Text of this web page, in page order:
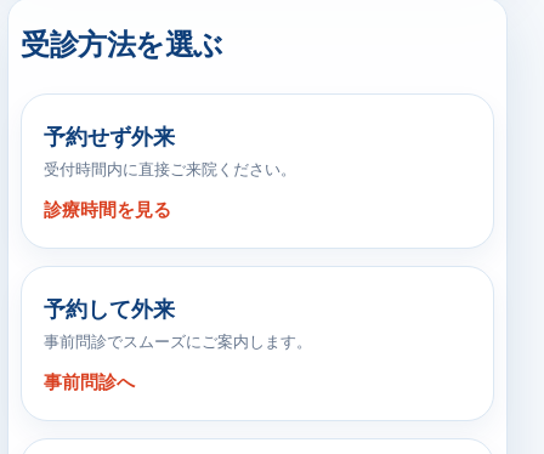
受診方法を選ぶ
予約せず外来
受付時間内に直接ご来院ください。
診療時間を見る
予約して外来
事前問診でスムーズにご案内します。
事前問診へ